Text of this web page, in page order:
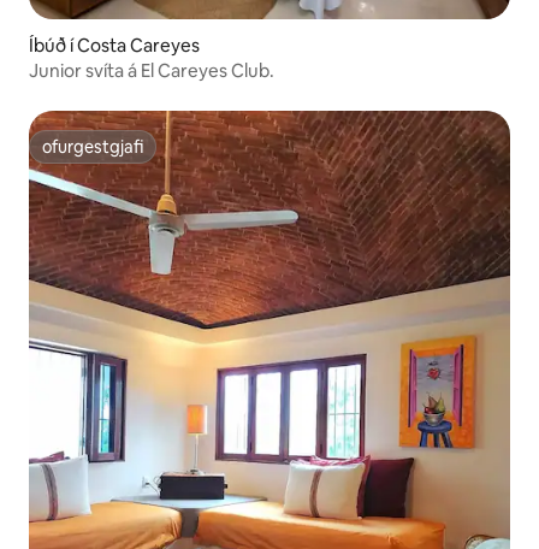
Íbúð í Costa Careyes
Junior svíta á El Careyes Club.
ofurgestgjafi
ofurgestgjafi